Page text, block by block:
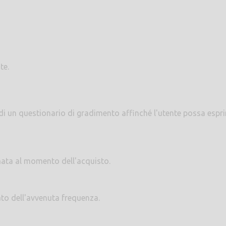
un questionario di gradimento affinché l'utente possa
al momento dell'acquisto.
dell'avvenuta frequenza.